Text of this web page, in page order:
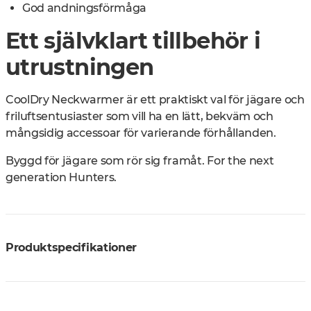
God andningsförmåga
Ett självklart tillbehör i
utrustningen
CoolDry Neckwarmer är ett praktiskt val för jägare och
friluftsentusiaster som vill ha en lätt, bekväm och
mångsidig accessoar för varierande förhållanden.
Byggd för jägare som rör sig framåt. For the next
generation Hunters.
Produktspecifikationer